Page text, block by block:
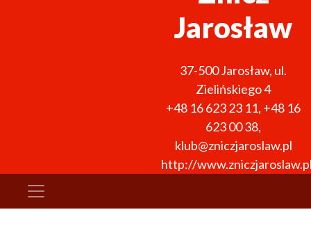
Jarosław
37-500Jarosław, ul.
Zielińskiego 4
+48 16 623 23 11, +48 16
623 00 38,
klub@zniczjaroslaw.pl
http://